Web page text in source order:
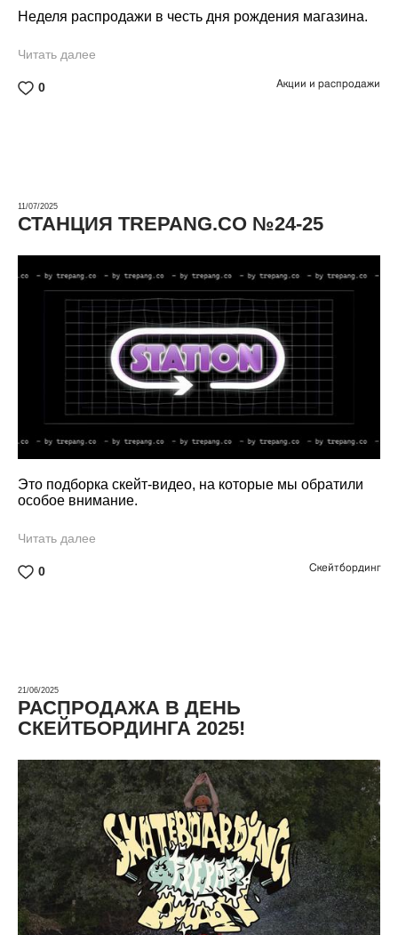
Неделя распродажи в честь дня рождения магазина.
Читать далее
0 Акции и распродажи
Это подборка скейт-видео, на которые мы обратили
особое внимание.
Читать далее
0 Скейтбординг
11/07/2025
СТАНЦИЯ TREPANG.CO №24-25
21/06/2025
РАСПРОДАЖА В ДЕНЬ
СКЕЙТБОРДИНГА 2025!